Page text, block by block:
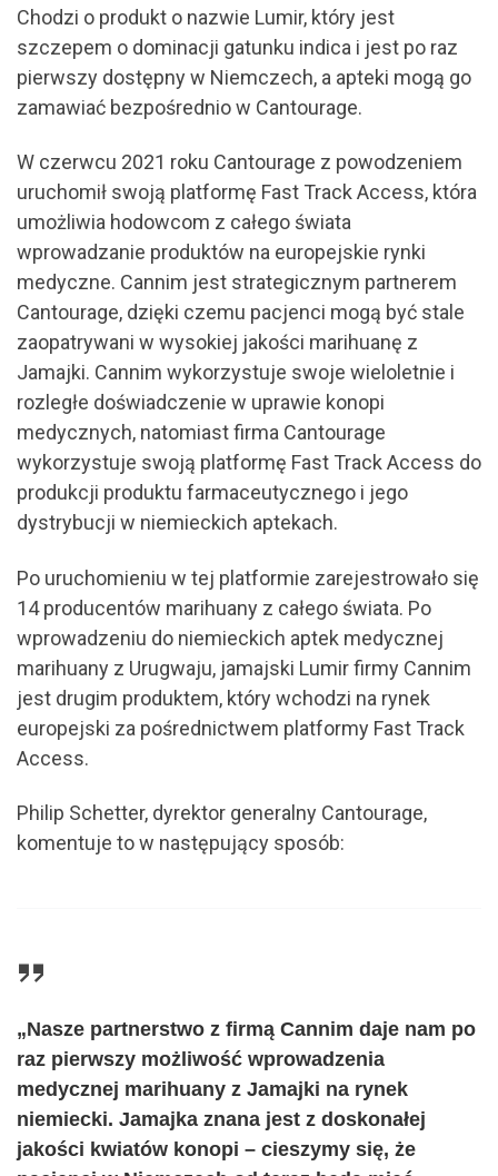
Chodzi o produkt o nazwie Lumir, który jest
szczepem o dominacji gatunku indica i jest po raz
pierwszy dostępny w Niemczech, a apteki mogą go
zamawiać bezpośrednio w Cantourage.
W czerwcu 2021 roku Cantourage z powodzeniem
uruchomił swoją platformę Fast Track Access, która
umożliwia hodowcom z całego świata
wprowadzanie produktów na europejskie rynki
medyczne. Cannim jest strategicznym partnerem
Cantourage, dzięki czemu pacjenci mogą być stale
zaopatrywani w wysokiej jakości marihuanę z
Jamajki. Cannim wykorzystuje swoje wieloletnie i
rozległe doświadczenie w uprawie konopi
medycznych, natomiast firma Cantourage
wykorzystuje swoją platformę Fast Track Access do
produkcji produktu farmaceutycznego i jego
dystrybucji w niemieckich aptekach.
Po uruchomieniu w tej platformie zarejestrowało się
14 producentów marihuany z całego świata. Po
wprowadzeniu do niemieckich aptek medycznej
marihuany z Urugwaju, jamajski Lumir firmy Cannim
jest drugim produktem, który wchodzi na rynek
europejski za pośrednictwem platformy Fast Track
Access.
Philip Schetter, dyrektor generalny Cantourage,
komentuje to w następujący sposób:
„Nasze partnerstwo z firmą Cannim daje nam po
raz pierwszy możliwość wprowadzenia
medycznej marihuany z Jamajki na rynek
niemiecki. Jamajka znana jest z doskonałej
jakości kwiatów konopi – cieszymy się, że